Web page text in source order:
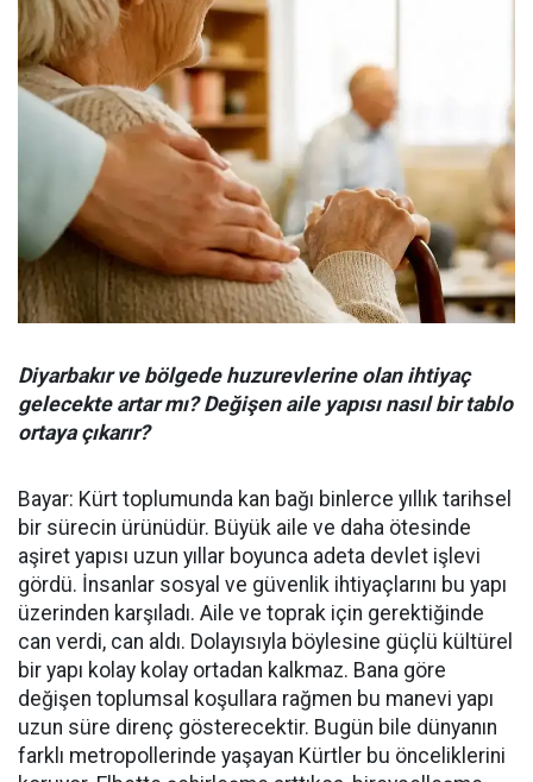
Diyarbakır ve bölgede huzurevlerine olan ihtiyaç
gelecekte artar mı? Değişen aile yapısı nasıl bir tablo
ortaya çıkarır?
Bayar: Kürt toplumunda kan bağı binlerce yıllık tarihsel
bir sürecin ürünüdür. Büyük aile ve daha ötesinde
aşiret yapısı uzun yıllar boyunca adeta devlet işlevi
gördü. İnsanlar sosyal ve güvenlik ihtiyaçlarını bu yapı
üzerinden karşıladı. Aile ve toprak için gerektiğinde
can verdi, can aldı. Dolayısıyla böylesine güçlü kültürel
bir yapı kolay kolay ortadan kalkmaz. Bana göre
değişen toplumsal koşullara rağmen bu manevi yapı
uzun süre direnç gösterecektir. Bugün bile dünyanın
farklı metropollerinde yaşayan Kürtler bu önceliklerini